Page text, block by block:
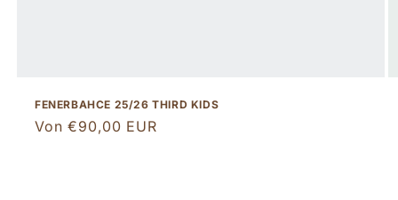
FENERBAHCE 25/26 THIRD KIDS
Normaler
Von €90,00 EUR